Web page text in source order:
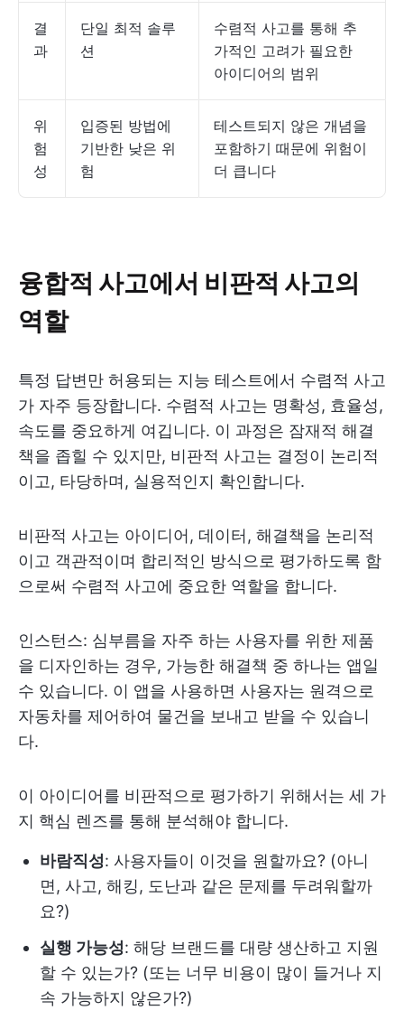
결
과
단일 최적 솔루
션
수렴적 사고를 통해 추
가적인 고려가 필요한
아이디어의 범위
위
험
성
입증된 방법에
기반한 낮은 위
험
테스트되지 않은 개념을
포함하기 때문에 위험이
더 큽니다
융합적 사고에서 비판적 사고의
역할
특정 답변만 허용되는 지능 테스트에서 수렴적 사고
가 자주 등장합니다. 수렴적 사고는 명확성, 효율성,
속도를 중요하게 여깁니다. 이 과정은 잠재적 해결
책을 좁힐 수 있지만, 비판적 사고는 결정이 논리적
이고, 타당하며, 실용적인지 확인합니다.
비판적 사고는 아이디어, 데이터, 해결책을 논리적
이고 객관적이며 합리적인 방식으로 평가하도록 함
으로써 수렴적 사고에 중요한 역할을 합니다.
인스턴스: 심부름을 자주 하는 사용자를 위한 제품
을 디자인하는 경우, 가능한 해결책 중 하나는 앱일
수 있습니다. 이 앱을 사용하면 사용자는 원격으로
자동차를 제어하여 물건을 보내고 받을 수 있습니
다.
이 아이디어를 비판적으로 평가하기 위해서는 세 가
지 핵심 렌즈를 통해 분석해야 합니다.
바람직성: 사용자들이 이것을 원할까요? (아니
면, 사고, 해킹, 도난과 같은 문제를 두려워할까
요?)
실행 가능성: 해당 브랜드를 대량 생산하고 지원
할 수 있는가? (또는 너무 비용이 많이 들거나 지
속 가능하지 않은가?)